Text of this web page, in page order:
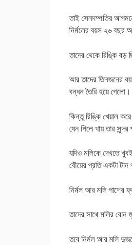
তাই সেনদম্পতির
নির্মলের বয়স ২৬ বছর
তাদের থেকে রিঙ্কি
আর তাদের তিনজনের
বন্ধন তৈরি হয়ে
কিন্তু রিঙ্কি খেয়াল
যেন গিলে খায় তার সুন্দর
যদিও মলিকে দেখতে
বৌয়ের প্রতি একটা
নির্মল আর মলি পাশের
তাদের সাথে মলির বোন
তবে নির্মল আর মলি